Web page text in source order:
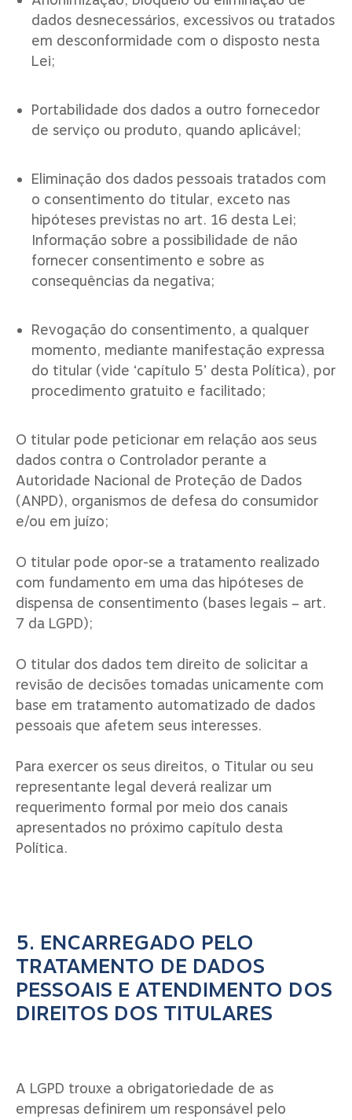
dados desnecessários, excessivos ou tratados
em desconformidade com o disposto nesta
Lei;
Portabilidade dos dados a outro fornecedor
de serviço ou produto, quando aplicável;
Eliminação dos dados pessoais tratados com
o consentimento do titular, exceto nas
hipóteses previstas no art. 16 desta Lei;
Informação sobre a possibilidade de não
fornecer consentimento e sobre as
consequências da negativa;
Revogação do consentimento, a qualquer
momento, mediante manifestação expressa
do titular (vide ‘capítulo 5’ desta Política), por
procedimento gratuito e facilitado;
O titular pode peticionar em relação aos seus
dados contra o Controlador perante a
Autoridade Nacional de Proteção de Dados
(ANPD), organismos de defesa do consumidor
e/ou em juízo;
O titular pode opor-se a tratamento realizado
com fundamento em uma das hipóteses de
dispensa de consentimento (bases legais – art.
7 da LGPD);
O titular dos dados tem direito de solicitar a
revisão de decisões tomadas unicamente com
base em tratamento automatizado de dados
pessoais que afetem seus interesses.
Para exercer os seus direitos, o Titular ou seu
representante legal deverá realizar um
requerimento formal por meio dos canais
apresentados no próximo capítulo desta
Política.
5. ENCARREGADO PELO
TRATAMENTO DE DADOS
PESSOAIS E ATENDIMENTO DOS
DIREITOS DOS TITULARES
A LGPD trouxe a obrigatoriedade de as
empresas definirem um responsável pelo